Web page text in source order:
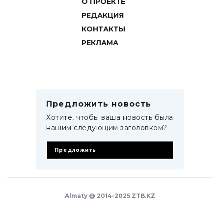
РЕДАКЦИЯ
КОНТАКТЫ
РЕКЛАМА
Предложить новость
Хотите, чтобы ваша новость была
нашим следующим заголовком?
Предложить
Almaty @ 2014-2025 ZTB.KZ